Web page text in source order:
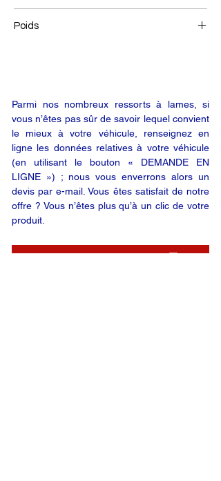
Poids
Parmi nos nombreux ressorts à lames, si
vous n’êtes pas sûr de savoir lequel convient
le mieux à votre véhicule, renseignez en
ligne les données relatives à votre véhicule
(en utilisant le bouton « DEMANDE EN
LIGNE ») ; nous vous enverrons alors un
devis par e-mail. Vous êtes satisfait de notre
offre ? Vous n’êtes plus qu’à un clic de votre
produit.